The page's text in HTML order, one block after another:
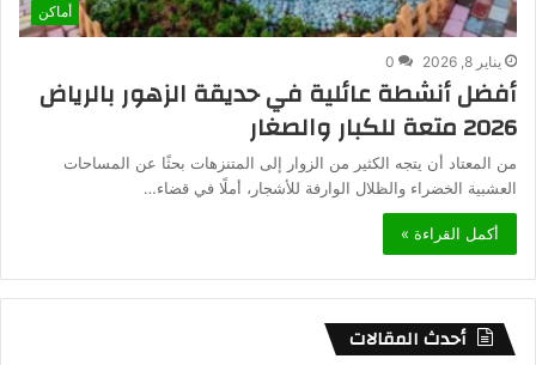
أماكن
يناير 8, 2026 0
أفضل أنشطة عائلية في حديقة الزهور بالرياض
2026 متعة للكبار والصغار
من المعتاد أن يتجه الكثير من الزوار إلى المتنزهات بحثًا عن المساحات
العشبية الخضراء والظلال الوارفة للأشجار، أملًا في قضاء…
أكمل القراءة »
أحدث المقالات